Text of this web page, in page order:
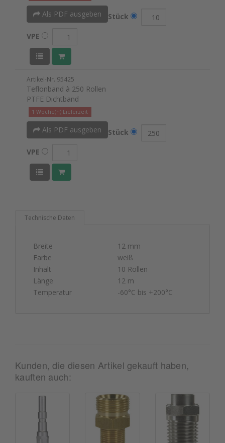
Als PDF ausgeben Stück
VPE
Artikel-Nr. 95425
Teflonband à 250 Rollen
PTFE Dichtband
1 Woche(n) Lieferzeit
Als PDF ausgeben Stück
VPE
Technische Daten
Breite
12 mm
Farbe
weiß
Inhalt
10 Rollen
Länge
12 m
Temperatur
-60°C bis +200°C
Kunden, die diesen Artikel gekauft haben,
kauften auch: